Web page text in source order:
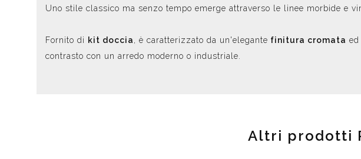
Uno stile classico ma senzo tempo emerge attraverso le linee morbide e
Fornito di kit doccia, è caratterizzato da un'elegante finitura cromata
contrasto con un arredo moderno o industriale.
Altri prodotti